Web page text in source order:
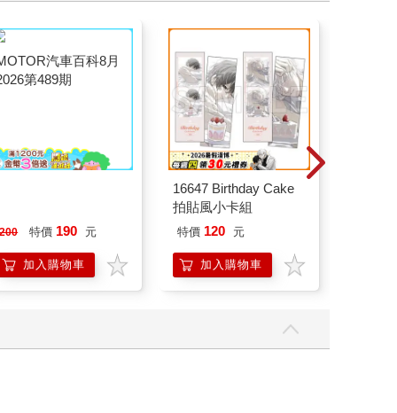
200 特價 190 元
加入購物車
16647 Birthday Cake
拍貼風小卡組
特價 120 元
加入購物車